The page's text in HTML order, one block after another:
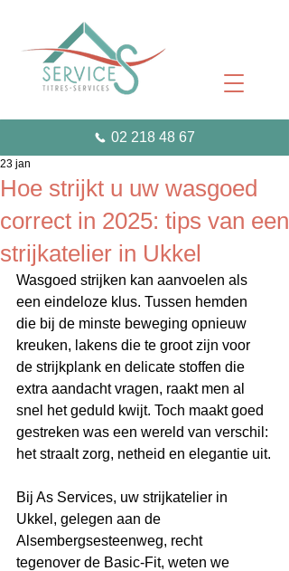
02 218 48 67
Hoe strijkt u uw wasgoed
correct in 2025: tips van een
strijkatelier in Ukkel
23 jan
Wasgoed strijken kan aanvoelen als
een eindeloze klus. Tussen hemden
die bij de minste beweging opnieuw
kreuken, lakens die te groot zijn voor
de strijkplank en delicate stoffen die
extra aandacht vragen, raakt men al
snel het geduld kwijt. Toch maakt goed
gestreken was een wereld van verschil:
het straalt zorg, netheid en elegantie uit.
Bij As Services, uw strijkatelier in
Ukkel, gelegen aan de
Alsembergsesteenweg, recht
tegenover de Basic-Fit, weten we